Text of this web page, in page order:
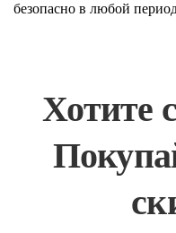
безопасно в любой
Хотите